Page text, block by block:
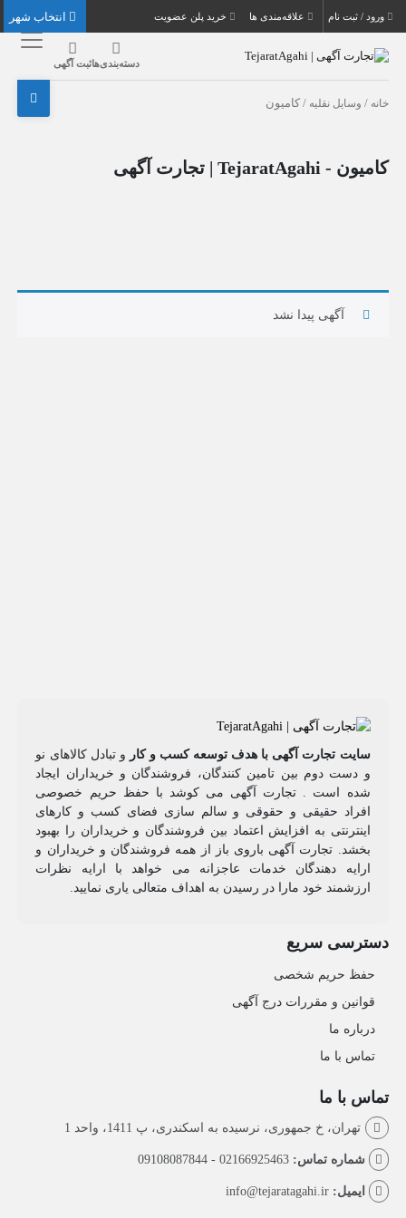
ورود / ثبت نام علاقه‌مندی ها خرید پلن عضویت
دسته‌بندی‌هاثبت آگهی
خانه / وسایل نقلیه / کامیون
کامیون - TejaratAgahi | تجارت آگهی
آگهی پیدا نشد
سایت تجارت آگهی با هدف توسعه کسب و کار و تبادل کالاهای نو
و دست دوم بین تامین کنندگان، فروشندگان و خریداران ایجاد
شده است . تجارت آگهی می کوشد با حفظ حریم خصوصی
افراد حقیقی و حقوقی و سالم سازی فضای کسب و کارهای
اینترنتی به افزایش اعتماد بین فروشندگان و خریداران را بهبود
بخشد. تجارت آگهی باروی باز از همه فروشندگان و خریداران و
ارایه دهندگان خدمات عاجزانه می خواهد با ارایه نظرات
ارزشمند خود مارا در رسیدن به اهداف متعالی یاری نمایید.
دسترسی سریع
حفظ حریم شخصی
قوانین و مقررات درج آگهی
درباره ما
تماس با ما
تماس با ما
تهران، خ جمهوری، نرسیده به اسکندری، پ 1411، واحد 1
شماره تماس:02166925463 - 09108087844
ایمیل:info@tejaratagahi.ir